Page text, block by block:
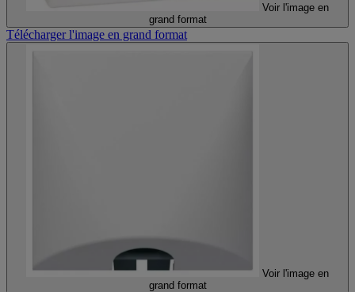
Voir l'image en
grand format
Télécharger l'image en grand format
Voir l'image en
grand format